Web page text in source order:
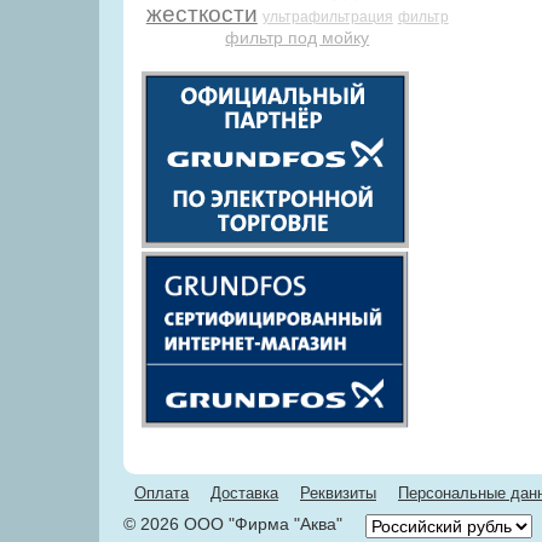
жесткости ультрафильтрация фильтр
фильтр под мойку
Оплата Доставка Реквизиты Персональные
© 2026 ООО "Фирма "Аква"